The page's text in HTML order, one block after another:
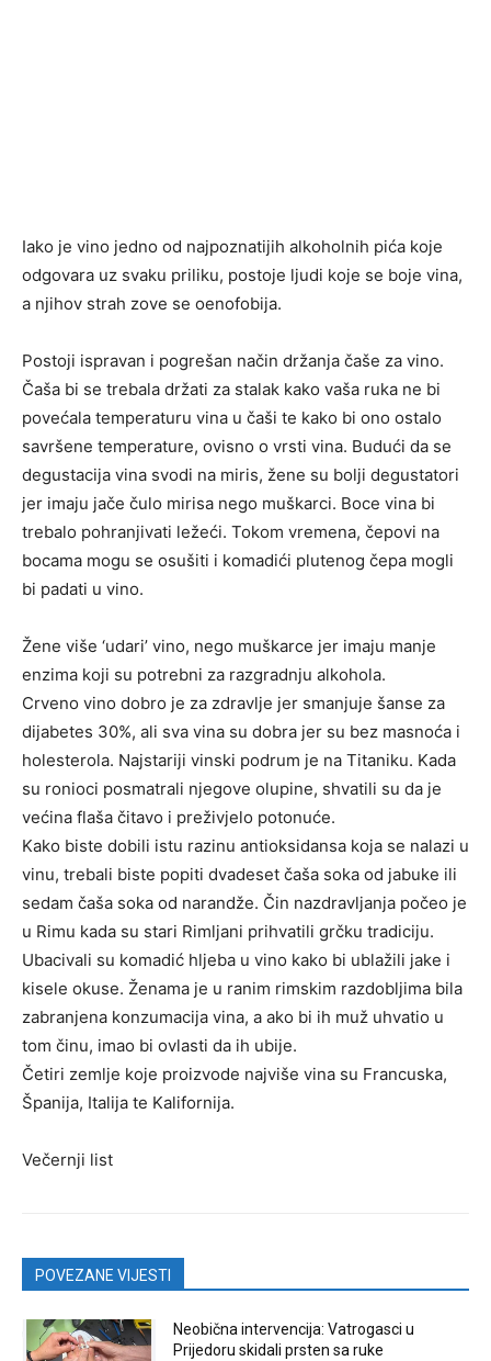
Iako je vino jedno od najpoznatijih alkoholnih pića koje
odgovara uz svaku priliku, postoje ljudi koje se boje vina,
a njihov strah zove se oenofobija.
Postoji ispravan i pogrešan način držanja čaše za vino.
Čaša bi se trebala držati za stalak kako vaša ruka ne bi
povećala temperaturu vina u čaši te kako bi ono ostalo
savršene temperature, ovisno o vrsti vina. Budući da se
degustacija vina svodi na miris, žene su bolji degustatori
jer imaju jače čulo mirisa nego muškarci. Boce vina bi
trebalo pohranjivati ležeći. Tokom vremena, čepovi na
bocama mogu se osušiti i komadići plutenog čepa mogli
bi padati u vino.
Žene više ‘udari’ vino, nego muškarce jer imaju manje
enzima koji su potrebni za razgradnju alkohola.
Crveno vino dobro je za zdravlje jer smanjuje šanse za
dijabetes 30%, ali sva vina su dobra jer su bez masnoća i
holesterola. Najstariji vinski podrum je na Titaniku. Kada
su ronioci posmatrali njegove olupine, shvatili su da je
većina flaša čitavo i preživjelo potonuće.
Kako biste dobili istu razinu antioksidansa koja se nalazi u
vinu, trebali biste popiti dvadeset čaša soka od jabuke ili
sedam čaša soka od narandže. Čin nazdravljanja počeo je
u Rimu kada su stari Rimljani prihvatili grčku tradiciju.
Ubacivali su komadić hljeba u vino kako bi ublažili jake i
kisele okuse. Ženama je u ranim rimskim razdobljima bila
zabranjena konzumacija vina, a ako bi ih muž uhvatio u
tom činu, imao bi ovlasti da ih ubije.
Četiri zemlje koje proizvode najviše vina su Francuska,
Španija, Italija te Kalifornija.
Večernji list
POVEZANE VIJESTI
Neobična intervencija: Vatrogasci u
Prijedoru skidali prsten sa ruke